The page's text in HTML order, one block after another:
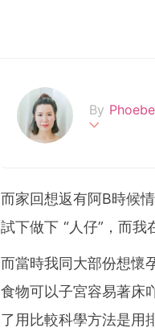
By Phoebe
而家回想返有阿B時候
試下做下 “人仔”，而我
而當時我同大部份想懷
食物可以子宮容易著床
了用比較科學方法是用